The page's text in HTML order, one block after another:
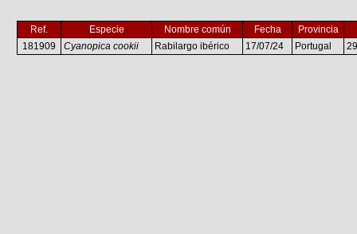
Ref. Especie Nombre común Fecha
Provincia
181909
Cyanopica cookii Rabilargo ibérico 17/07/24 Portugal